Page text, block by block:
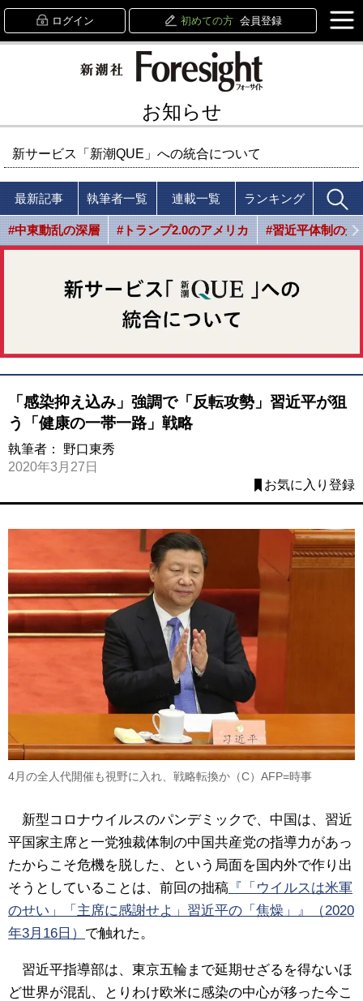
ログイン 初めての方 会員登録
お知らせ
新サービス「新潮QUE」への統合について
最新記事 執筆者一覧 連載一覧 ランキング
#中東動乱の深層 #トランプ2.0のアメリカ #習近平体制の光
「感染抑え込み」強調で「反転攻勢」習近平が狙
う「健康の一帯一路」戦略
執筆者： 野口東秀
2020年3月27日
お気に入り登録
4月の全人代開催も視野に入れ、戦略転換か（C）AFP=時事
新型コロナウイルスのパンデミックで、中国は、習近
平国家主席と一党独裁体制の中国共産党の指導力があっ
たからこそ危機を脱した、という局面を国内外で作り出
そうとしていることは、前回の拙稿 『「ウイルスは米軍
のせい」「主席に感謝せよ」習近平の「焦燥」』（2020
年3月16日） で触れた。
習近平指導部は、東京五輪まで延期せざるを得ないほ
ど世界が混乱、とりわけ欧米に感染の中心が移った今こ